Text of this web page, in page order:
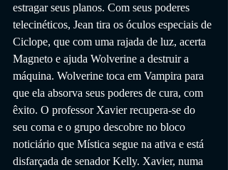
estragar seus planos. Com seus poderes
telecinéticos, Jean tira os óculos especiais de
Ciclope, que com uma rajada de luz, acerta
Magneto e ajuda Wolverine a destruir a
máquina. Wolverine toca em Vampira para
que ela absorva seus poderes de cura, com
êxito. O professor Xavier recupera-se do
seu coma e o grupo descobre no bloco
noticiário que Mística segue na ativa e está
disfarçada de senador Kelly. Xavier, numa